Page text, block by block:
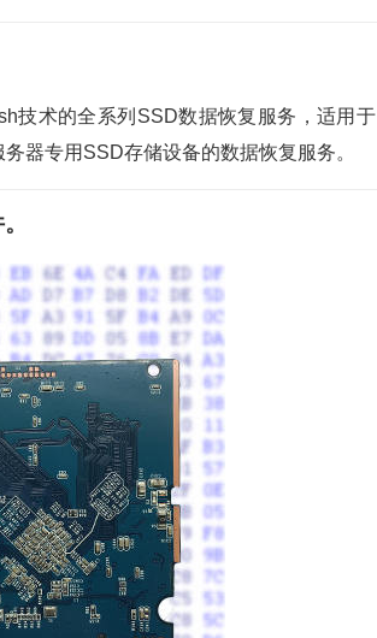
技术的全系列SSD数据恢复服务，适用于
器专用SSD存储设备的数据恢复服务。